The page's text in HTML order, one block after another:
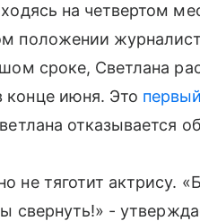
на четвертом
положении
сроке, Светлана
июня. Это
отказывается
не тяготит актрису.
свернуть!» -